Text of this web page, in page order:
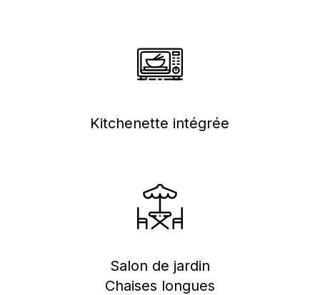
Kitchenette intégrée
Salon de jardin
Chaises longues